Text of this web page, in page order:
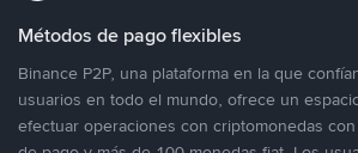
Métodos de pago flexibles
Binance P2P, una plataforma en la que
usuarios en todo el mundo, ofrece un
efectuar operaciones con criptomonedas